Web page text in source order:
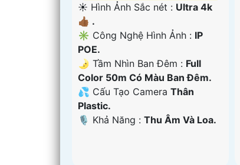
☀️ Hình Ảnh Sắc nét : Ultra 4k
👍🏾 .
✳️ Công Nghệ Hình Ảnh : IP
POE.
🌛 Tầm Nhìn Ban Đêm : Full
Color 50m Có Màu Ban Ðêm.
💦 Cấu Tạo Camera Thân
Plastic.
️🎙 Khả Năng : Thu Âm Và Loa.